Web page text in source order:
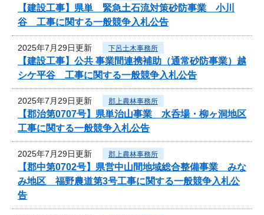
【建設工事】県単 緊急土石流対策砂防事業 小川
谷 工事に関する一般競争入札公告
2025年7月29日更新 下呂土木事務所
【建設工事】公共 事業間連携補助（通常砂防事業）越
シケ平谷 工事に関する一般競争入札公告
2025年7月29日更新 郡上農林事務所
【郡治第0707号】県単治山事業 水呑場・柳ヶ洞地区
工事に関する一般競争入札公告
2025年7月29日更新 郡上農林事務所
【郡中第0702号】県営中山間地域総合整備事業 みな
み地区 福野農道第3号工事に関する一般競争入札公
告